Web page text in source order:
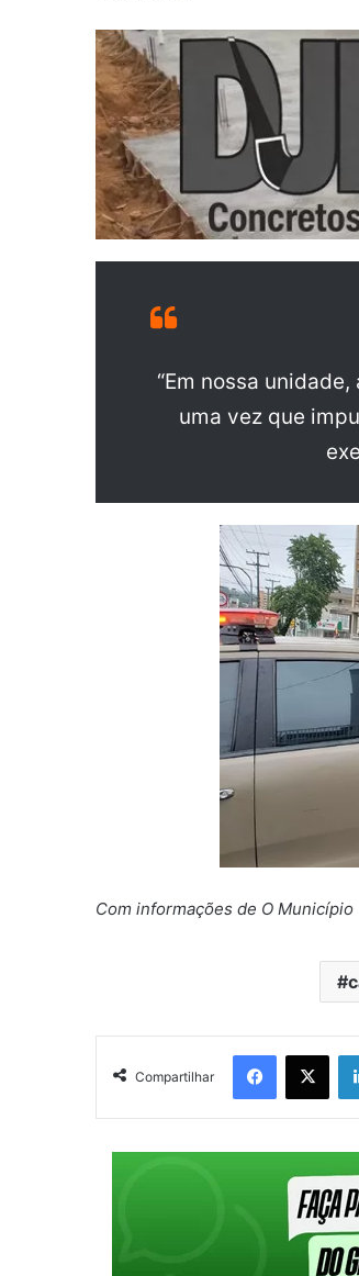
“Em nossa
uma vez que
Com informações de O Município
Compartilhar